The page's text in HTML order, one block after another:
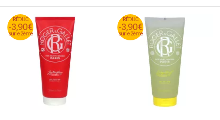
RÉDUC
-3,90€
sur le 2ème
RÉDUC
-3,90€
sur le 2ème
RÉDUC
-3,90€
sur le 2ème
RÉDUC
-3,90€
sur le 2ème